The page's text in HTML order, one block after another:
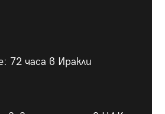
72 часа в Иракли